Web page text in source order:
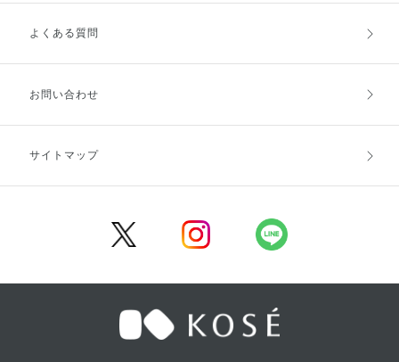
ご利用ガイドトップ
お支払方法
キャンセル・返品・交換
よくある質問
お問い合わせ
サイトマップ